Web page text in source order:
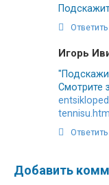
Ответить
Игорь
Смотрите
tennisu.html
Ответить
Добавить